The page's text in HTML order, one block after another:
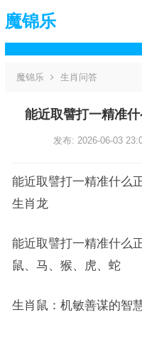
魔锦乐
魔锦乐 生肖问答
能近取譬打一精准
发布: 2026-06-03
能近取譬打一精准什么
生肖龙
能近取譬打一精准什么
鼠、马、猴、虎、蛇
生肖鼠：机敏善谋的智